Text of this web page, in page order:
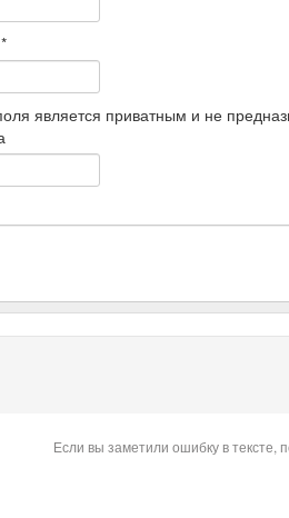
*
является приватным и не
Если вы заметили ошибку в